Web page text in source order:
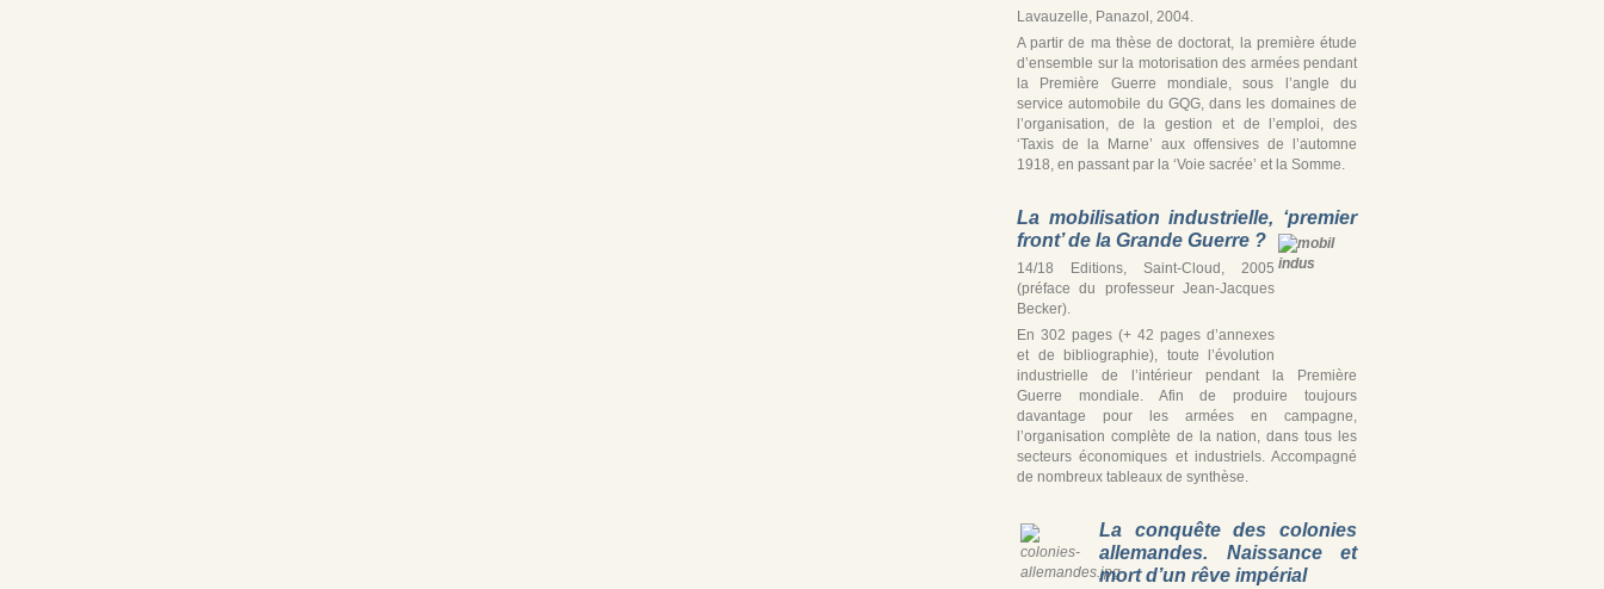
Lavauzelle, Panazol, 2004.
A partir de ma thèse de doctorat, la première étude
d’ensemble sur la motorisation des armées pendant
la Première Guerre mondiale, sous l’angle du
service automobile du GQG, dans les domaines de
l’organisation, de la gestion et de l’emploi, des
‘Taxis de la Marne’ aux offensives de l’automne
1918, en passant par la ‘Voie sacrée’ et la Somme.
La mobilisation industrielle, ‘premier
front’ de la Grande Guerre ?
14/18 Editions, Saint-Cloud, 2005
(préface du professeur Jean-Jacques
Becker).
En 302 pages (+ 42 pages d’annexes
et de bibliographie), toute l’évolution
industrielle de l’intérieur pendant la Première
Guerre mondiale. Afin de produire toujours
davantage pour les armées en campagne,
l’organisation complète de la nation, dans tous les
secteurs économiques et industriels. Accompagné
de nombreux tableaux de synthèse.
La conquête des colonies
allemandes. Naissance et
mort d’un rêve impérial